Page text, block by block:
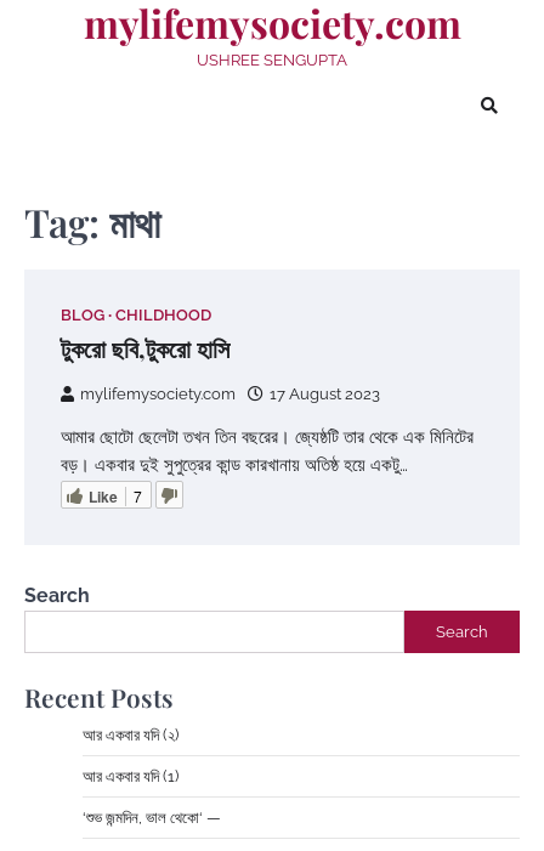
mylifemysociety.com
USHREE SENGUPTA
Tag: মাথা
BLOG CHILDHOOD
টুকরো ছবি,টুকরো হাসি
mylifemysociety.com 17 August 2023
আমার ছোটো ছেলেটা তখন তিন বছরের। জ্যেষ্ঠটি তার থেকে এক মিনিটের
বড়। একবার দুই সুপুত্রের কান্ড কারখানায় অতিষ্ঠ হয়ে একটু…
Like 7
Search
Search
Recent Posts
আর একবার যদি (২)
আর একবার যদি (1)
‘শুভ জন্মদিন, ভাল থেকো‘ —